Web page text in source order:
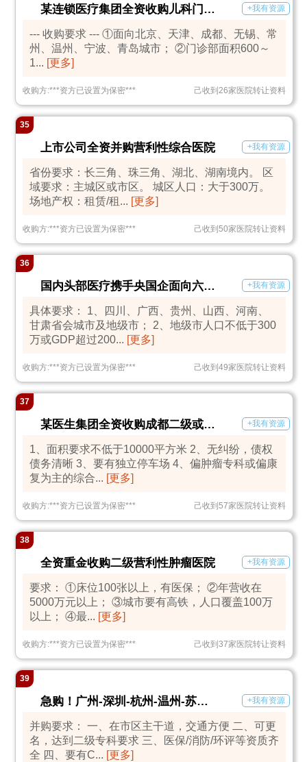
某连锁医疗集团全资收购儿科门诊部 +我有资源
--- 收购要求 --- ①面向北京、天津、成都、无锡、常
州、温州、宁波、青岛城市； ②门诊部面积600～
1... [更多]
收购方:***资方已设置为保密*** 己收到26家医院转让资料
35
上市公司全资并购营利性综合医院 +我有资源
省份要求：长三角、珠三角、湖北、湖南境内。 区
域要求：主城区或市区。 城区人口：大于300万。
场地产权：租赁/租... [更多]
收购方:***资方已设置为保密*** 己收到50家医院转让资料
36
国内头部医疗携手央国企面向六省收购或新建大型医、养项目 +我有资源
具体要求： 1、四川、广西、贵州、山西、河南、
甘肃省会城市及地级市； 2、地级市人口不低于300
万或GDP超过200... [更多]
收购方:***资方已设置为保密*** 己收到49家医院转让资料
37
某医生集团全资收购成都二级或达到二级医院要求的综合医院 +我有资源
1、面积要求不低于10000平方米 2、无纠纷，债权
债务清晰 3、要有独立停车场 4、偏肿瘤专科或偏康
复为主的综合... [更多]
收购方:***资方已设置为保密*** 己收到57家医院转让资料
38
全资重金收购二级营利性肿瘤医院 +我有资源
要求： ①床位100张以上，有医保； ②年营收在
5000万元以上； ③城市要有高铁，人口覆盖100万
以上； ④最... [更多]
收购方:***资方已设置为保密*** 己收到37家医院转让资料
39
急购！广州-深圳-杭州-温州-苏州-济南医院 +我有资源
并购要求： 一、在市区主干道，交通方便 二、可更
名，达到二级专科要求 三、医保/消防/环评等资质齐
全 四、要有C... [更多]